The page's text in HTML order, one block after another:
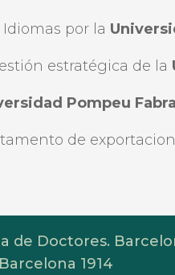
por la
estratégica de la
Pompeu Fabra
de
de Doctores.
1914